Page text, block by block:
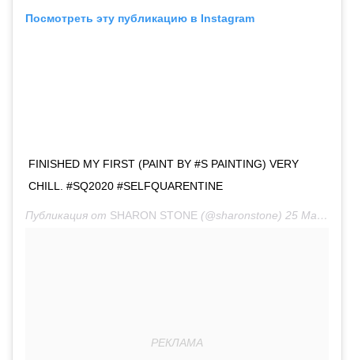
Посмотреть эту публикацию в Instagram
FINISHED MY FIRST (PAINT BY #S PAINTING) VERY
CHILL. #SQ2020 #SELFQUARENTINE
Публикация от SHARON STONE (@sharonstone) 25 Мар 2020 в 12:17 PDT